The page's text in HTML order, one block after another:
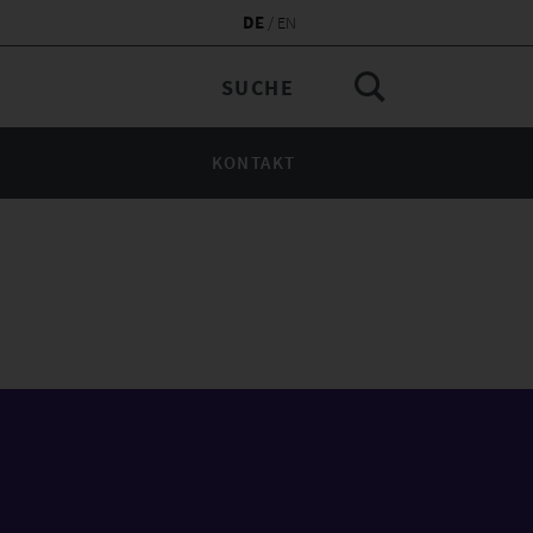
DE EN
KONTAKT